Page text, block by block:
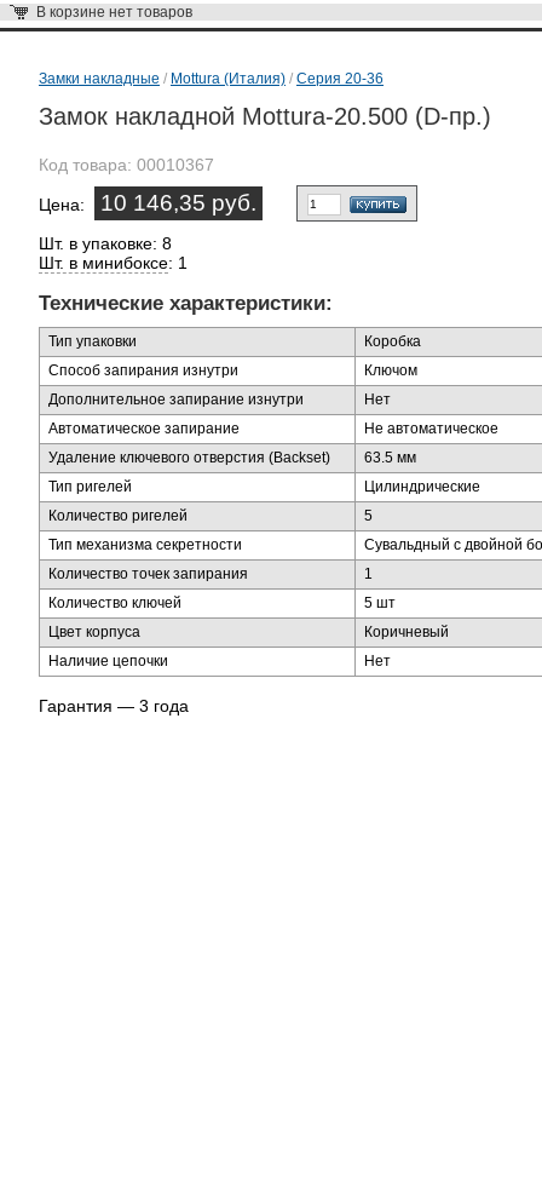
В корзине нет товаров
Замки накладные / Mottura (Италия) / Серия 20-36
Замок накладной Mottura-20.500 (D-пр.)
Код товара: 00010367
Цена: 10 146,35 руб.
Шт. в упаковке: 8
Шт. в минибоксе: 1
Технические характеристики:
Тип упаковки
Коробка
Способ запирания изнутри
Ключом
Дополнительное запирание изнутри
Нет
Автоматическое запирание
Не автоматическое
Удаление ключевого отверстия (Backset)
63.5 мм
Тип ригелей
Цилиндрические
Количество ригелей
5
Тип механизма секретности
Сувальдный с двойной
Количество точек запирания
1
Количество ключей
5 шт
Цвет корпуса
Коричневый
Наличие цепочки
Нет
Гарантия — 3 года